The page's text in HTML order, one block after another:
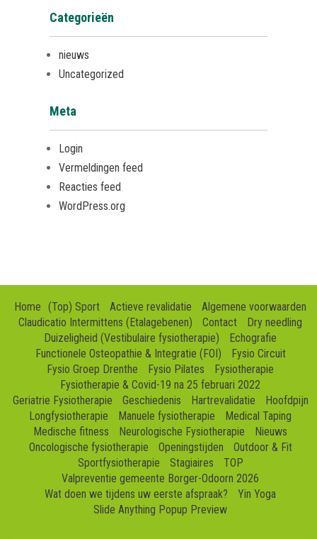
Categorieën
nieuws
Uncategorized
Meta
Login
Vermeldingen feed
Reacties feed
WordPress.org
Home (Top) Sport Actieve revalidatie
Algemene voorwaarden
Claudicatio Intermittens (Etalagebenen)
Contact
Dry needling
Duizeligheid (Vestibulaire fysiotherapie)
Echografie
Functionele Osteopathie & Integratie (FOI)
Fysio Circuit
Fysio Groep Drenthe
Fysio Pilates
Fysiotherapie
Fysiotherapie & Covid-19 na 25 februari 2022
Geriatrie Fysiotherapie
Geschiedenis Hartrevalidatie
Hoofdpijn
Longfysiotherapie
Manuele fysiotherapie
Medical Taping
Medische fitness
Neurologische Fysiotherapie
Nieuws
Oncologische fysiotherapie
Openingstijden
Outdoor & Fit
Sportfysiotherapie
Stagiaires
TOP
Valpreventie gemeente Borger-Odoorn 2026
Wat doen we tijdens uw eerste afspraak?
Yin Yoga
Slide Anything Popup Preview